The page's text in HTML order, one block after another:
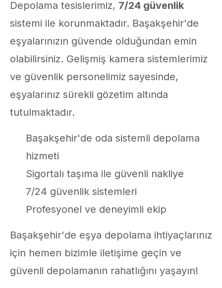
Depolama tesislerimiz, 7/24 güvenlik
sistemi ile korunmaktadır. Başakşehir'de
eşyalarınızın güvende olduğundan emin
olabilirsiniz. Gelişmiş kamera sistemlerimiz
ve güvenlik personelimiz sayesinde,
eşyalarınız sürekli gözetim altında
tutulmaktadır.
Başakşehir'de oda sistemli depolama
hizmeti
Sigortalı taşıma ile güvenli nakliye
7/24 güvenlik sistemleri
Profesyonel ve deneyimli ekip
Başakşehir'de eşya depolama ihtiyaçlarınız
için hemen bizimle iletişime geçin ve
güvenli depolamanın rahatlığını yaşayın!